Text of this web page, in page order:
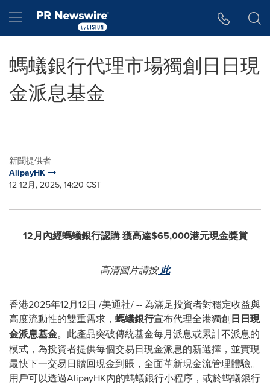
Hamburger menu
螞蟻銀行代理市場獨創日日現
金派息基金
新聞提供者
AlipayHK
12 12月, 2025, 14:20 CST
12月內經螞蟻銀行認購 獲高達$65,000港元現金獎賞
高清圖片請按此
香港2025年12月12日 /美通社/ -- 為滿足投資者對穩定收益與
高度流動性的雙重需求， 螞蟻銀行宣布代理全港獨創日日現
金派息基金。此產品突破傳統基金每月派息或累計不派息的
模式，為投資者提供每個交易日現金派息的新選擇，並實現
最快下一交易日贖回現金到賬，全面革新現金流管理體驗。
用戶可以透過AlipayHK內的螞蟻銀行小程序，或於螞蟻銀行